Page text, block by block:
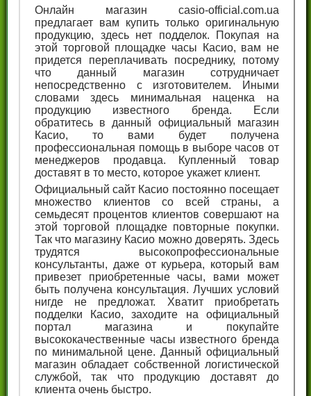
Онлайн магазин casio-official.com.ua
предлагает вам купить только оригинальную
продукцию, здесь нет подделок. Покупая на
этой торговой площадке часы Касио, вам не
придется переплачивать посреднику, потому
что данный магазин сотрудничает
непосредственно с изготовителем. Иными
словами здесь минимальная наценка на
продукцию известного бренда. Если
обратитесь в данный официальный магазин
Касио, то вами будет получена
профессиональная помощь в выборе часов от
менеджеров продавца. Купленный товар
доставят в то место, которое укажет клиент.
Официальный сайт Касио постоянно посещает
множество клиентов со всей страны, а
семьдесят процентов клиентов совершают на
этой торговой площадке повторные покупки.
Так что магазину Касио можно доверять. Здесь
трудятся высокопрофессиональные
консультанты, даже от курьера, который вам
привезет приобретенные часы, вами может
быть получена консультация. Лучших условий
нигде не предложат. Хватит приобретать
подделки Касио, заходите на официальный
портал магазина и покупайте
высококачественные часы известного бренда
по минимальной цене. Данный официальный
магазин обладает собственной логистической
службой, так что продукцию доставят до
клиента очень быстро.